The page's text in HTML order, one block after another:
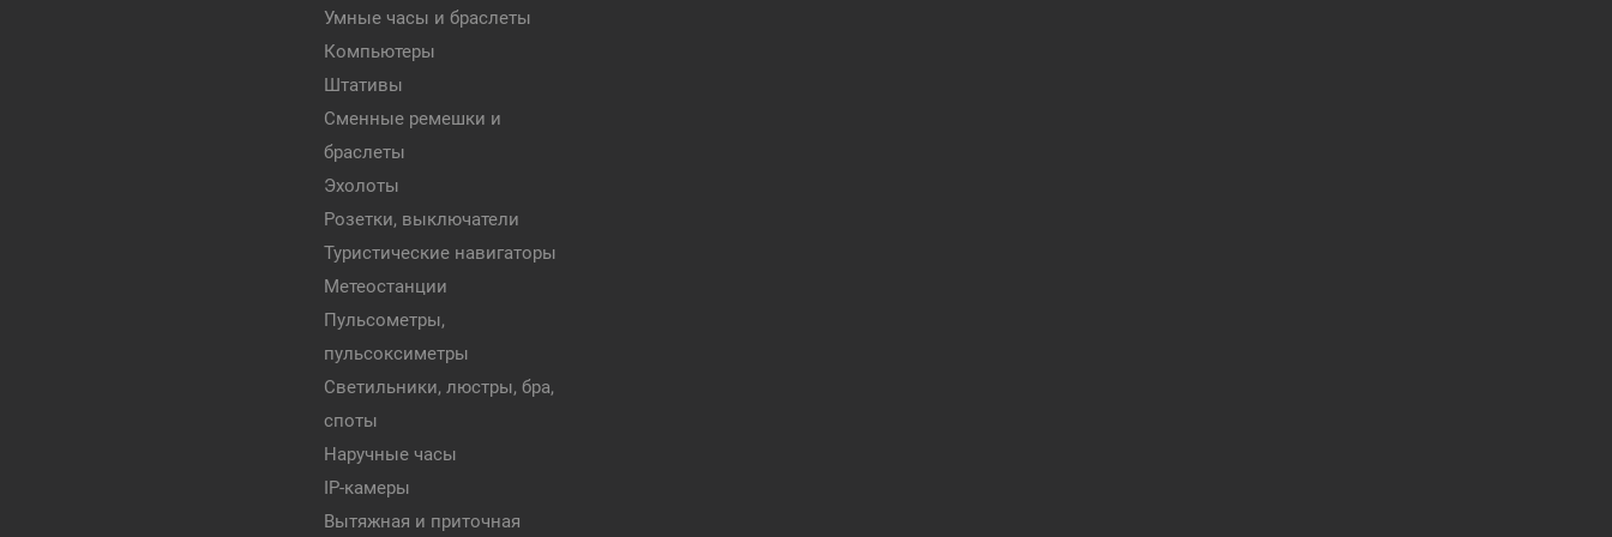
Умные часы и браслеты
Компьютеры
Штативы
Сменные ремешки и
браслеты
Эхолоты
Розетки, выключатели
Туристические навигаторы
Метеостанции
Пульсометры,
пульсоксиметры
Светильники, люстры, бра,
споты
Наручные часы
IP-камеры
Вытяжная и приточная